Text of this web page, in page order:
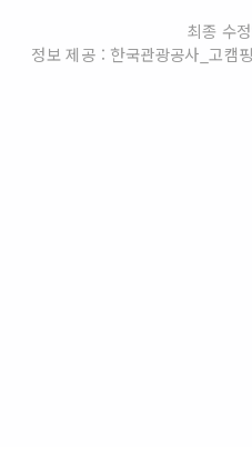
최종 수
정보 제공 : 한국관광공사_고캠